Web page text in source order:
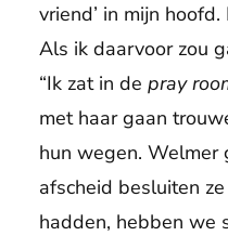
vriend’ in mijn
Als ik daarvoor zou
“Ik zat in de pray
met haar gaan
hun wegen. Welmer
afscheid besluiten
hadden, hebben we